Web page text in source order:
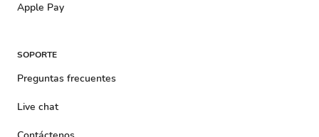
Apple Pay
SOPORTE
Preguntas frecuentes
Live chat